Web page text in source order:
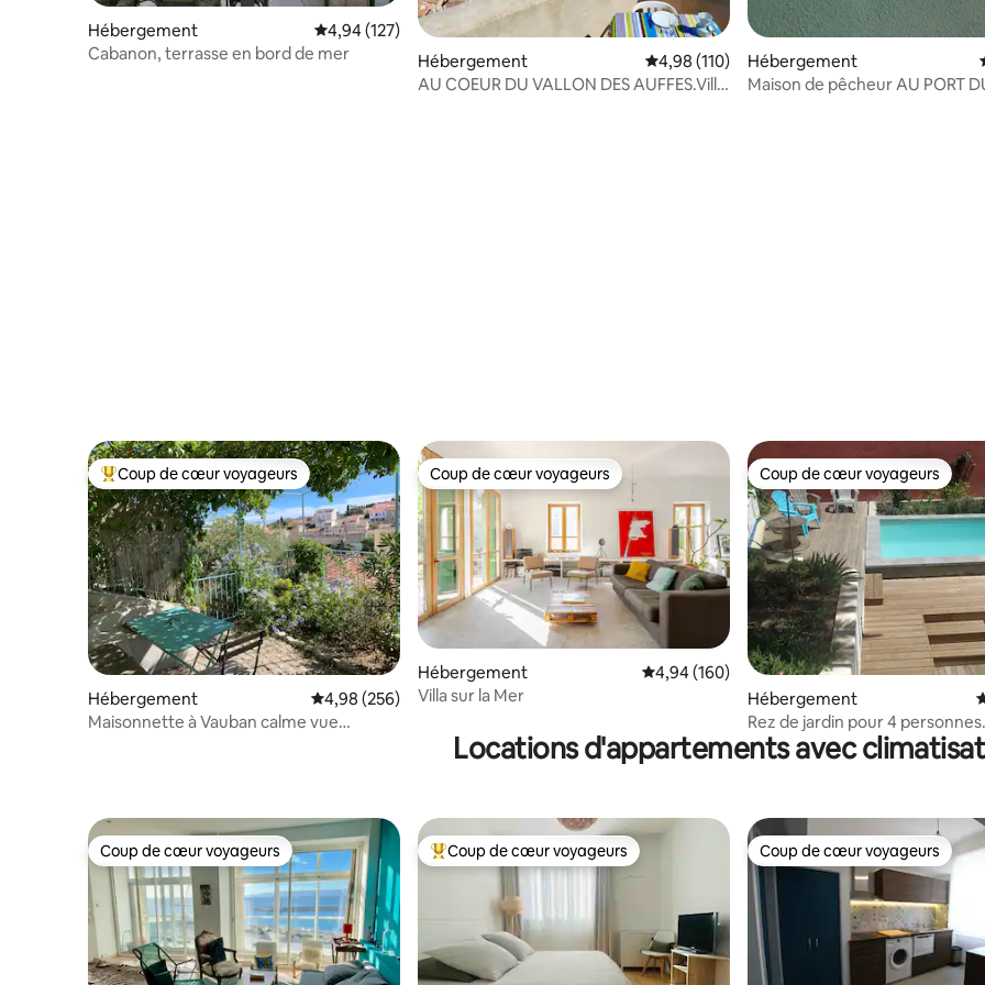
Hébergement Évaluation moyenne sur la base de 127 commentaires : 4,94 sur 5
4,94 (127)
Cabanon, terrasse en bord de mer
Hébergement Évaluation moyenne sur la base de 110
4,98 (110)
AU COEUR DU VALLON DES AUFFES.Villa
Hébergement
Maison de pêcheur AU PORT
Coups de cœur voyageurs les plus appréciés
Coup de cœur voyageurs
Hébergement Évaluation moyenne sur la base de 256 commentaires : 4,98 sur 5
4,98 (256)
Maisonnette à Vauban calme vue
Coup de cœur voyageurs
Coup de cœur voyageurs
Hébergement Évaluation moyenne sur la base de 160
4,94 (160)
Villa sur la Mer
Coup de cœur voyageurs
Coup de cœur voyageurs
Hébergement
Rez de jardin pour 4 personnes
maximum
Locations d'appartements avec
Coup de cœur voyageurs
Coup de cœur voyageurs Coups de cœur voyageurs les plus appréciés
Coup de cœur voyageurs Coup de cœur voyageurs
Coup de cœur voyageurs